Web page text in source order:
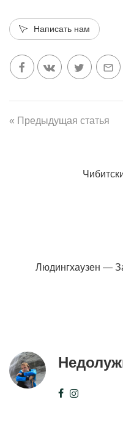
Написать нам
« Предыдущая статья
Людингхаузен —